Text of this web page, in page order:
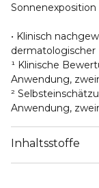
Sonnenexposition
• Klinisch
dermatologischer
¹ Klinische
Anwendung,
²
Anwendung,
Inhaltsstoffe